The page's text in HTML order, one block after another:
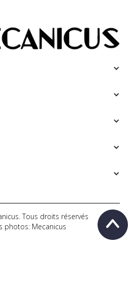
Tous droits réservés
photos: Mecanicus